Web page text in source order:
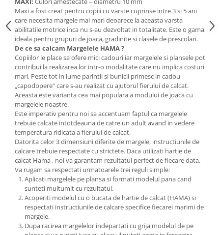
Stimulare tactila
Stimulare vizuala
Terapie de integrare senzorială
Maxi a fost creat pentru copiii cu varste cuprinse intre 3 si 5 ani
care necesita margele mai mari deoarece la aceasta varsta
abilitatile motrice inca nu s-au dezvoltat in totalitate. Este o gama
ideala pentru grupuri de joaca, gradinite si clasele de prescolari.
De ce sa calcam Margelele HAMA ?
Copiiilor le place sa ofere mici cadouri iar margelele si plansele pot
contribui la realizarea lor intr-o modalitate care nu implica costuri
mari. Peste tot in lume parintii si bunicii primesc in cadou
„capodopere” care s-au realizat cu ajutorul fierului de calcat.
Aceasta este varianta cea mai populara a modului de joaca cu
margelele noastre.
Este imperativ pentru noi sa accentuam faptul ca margelele
trebuie calcate intotdeauna de catre un adult avand in vedere
temperatura ridicata a fierului de calcat.
Datorita celor 3 dimensiuni diferite de margele, instructiunile de
calcare trebuie respectate cu strictete. Daca utilizati hartie de
calcat Hama , noi va garantam rezultatul perfect de fiecare data.
Va rugam sa respectati urmatoarele trei reguli simple:
Aplicati margelele pe plansa si formati modelul pana cand
sunteti multumit cu rezultatul.
Acoperiti modelul cu o bucata de hartie de calcat (HAMA) si
respectati instructiunile de calcare specifice fiecarei marimi de
margele.
Dupa racirea margelelor indepartati cu grija modelul de pe